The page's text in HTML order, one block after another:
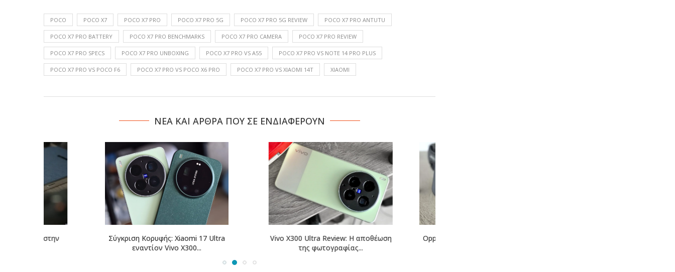
POCO POCO X7 POCO X7 PRO POCO X7 PRO 5G POCO X7 PRO 5G REVIEW POCO X7 PRO ANTUTU
POCO X7 PRO BATTERY POCO X7 PRO BENCHMARKS POCO X7 PRO CAMERA POCO X7 PRO REVIEW
POCO X7 PRO SPECS POCO X7 PRO UNBOXING POCO X7 PRO VS A55 POCO X7 PRO VS NOTE 14 PRO PLUS
POCO X7 PRO VS POCO F6 POCO X7 PRO VS POCO X6 PRO POCO X7 PRO VS XIAOMI 14T XIAOMI
NΕΑ ΚΑΙ ΑΡΘΡΑ ΠΟΥ ΣΕ ΕΝΔΙΑΦΕΡΟΥΝ
Σύγκριση Κορυφής: Xiaomi 17 Ultra
εναντίον Vivo X300...
Vivo X300 Ultra Review: Η αποθέωση
Oppo Reno 16 Pro Review: Όταν οι
κορυφαίες...